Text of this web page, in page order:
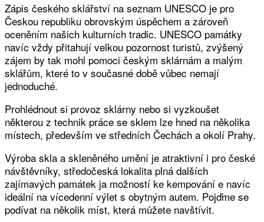
Zápis českého sklářství na seznam UNESCO je pro
Českou republiku obrovským úspěchem a zároveň
oceněním našich kulturních tradic. UNESCO památky
navíc vždy přitahují velkou pozornost turistů, zvýšený
zájem by tak mohl pomoci českým sklárnám a malým
sklářům, které to v současné době vůbec nemají
jednoduché.
Prohlédnout si provoz sklárny nebo si vyzkoušet
některou z technik práce se sklem lze hned na několika
místech, především ve středních Čechách a okolí Prahy.
Výroba skla a skleněného umění je atraktivní i pro české
návštěvníky, středočeská lokalita plná dalších
zajímavých památek ja možností ke kempování e navíc
ideální na vícedenní výlet s obytným autem. Pojďme se
podívat na několik míst, která můžete navštívit.